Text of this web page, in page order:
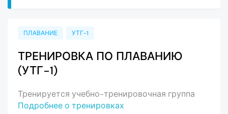
ПЛАВАНИЕ УТГ-1
ТРЕНИРОВКА ПО ПЛАВАНИЮ
(УТГ-1)
Тренируется учебно-тренировочная группа
Подробнее о тренировках